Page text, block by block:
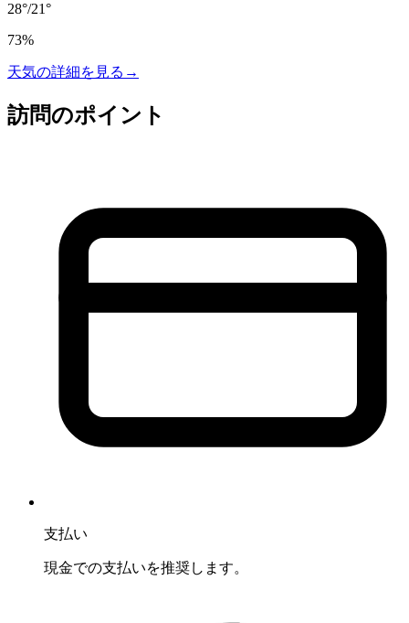
28°/21°
73%
天気の詳細を見る →
訪問のポイント
支払い
現金での支払いを推奨します。